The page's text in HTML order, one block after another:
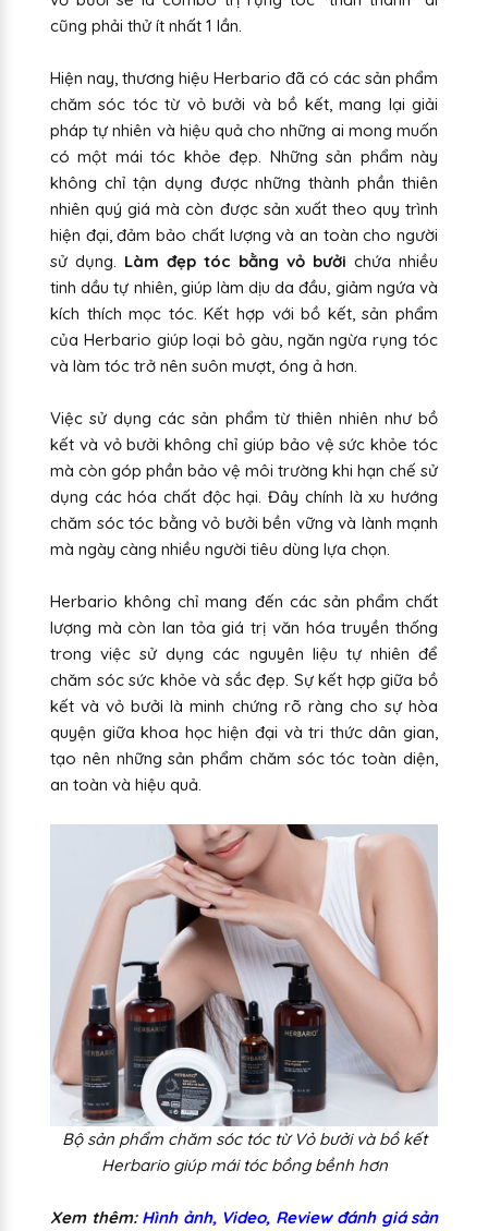
cũng phải thử ít nhất 1 lần.
Hiện nay, thương hiệu Herbario đã có các sản phẩm
chăm sóc tóc từ vỏ bưởi và bồ kết, mang lại giải
pháp tự nhiên và hiệu quả cho những ai mong muốn
có một mái tóc khỏe đẹp. Những sản phẩm này
không chỉ tận dụng được những thành phần thiên
nhiên quý giá mà còn được sản xuất theo quy trình
hiện đại, đảm bảo chất lượng và an toàn cho người
sử dụng. Làm đẹp tóc bằng vỏ bưởi chứa nhiều
tinh dầu tự nhiên, giúp làm dịu da đầu, giảm ngứa và
kích thích mọc tóc. Kết hợp với bồ kết, sản phẩm
của Herbario giúp loại bỏ gàu, ngăn ngừa rụng tóc
và làm tóc trở nên suôn mượt, óng ả hơn.
Việc sử dụng các sản phẩm từ thiên nhiên như bồ
kết và vỏ bưởi không chỉ giúp bảo vệ sức khỏe tóc
mà còn góp phần bảo vệ môi trường khi hạn chế sử
dụng các hóa chất độc hại. Đây chính là xu hướng
chăm sóc tóc bằng vỏ bưởi bền vững và lành mạnh
mà ngày càng nhiều người tiêu dùng lựa chọn.
Herbario không chỉ mang đến các sản phẩm chất
lượng mà còn lan tỏa giá trị văn hóa truyền thống
trong việc sử dụng các nguyên liệu tự nhiên để
chăm sóc sức khỏe và sắc đẹp. Sự kết hợp giữa bồ
kết và vỏ bưởi là minh chứng rõ ràng cho sự hòa
quyện giữa khoa học hiện đại và tri thức dân gian,
tạo nên những sản phẩm chăm sóc tóc toàn diện,
an toàn và hiệu quả.
Bộ sản phẩm chăm sóc tóc từ Vỏ bưởi và bồ kết
Herbario giúp mái tóc bồng bềnh hơn
Xem thêm: Hình ảnh, Video, Review đánh giá sản